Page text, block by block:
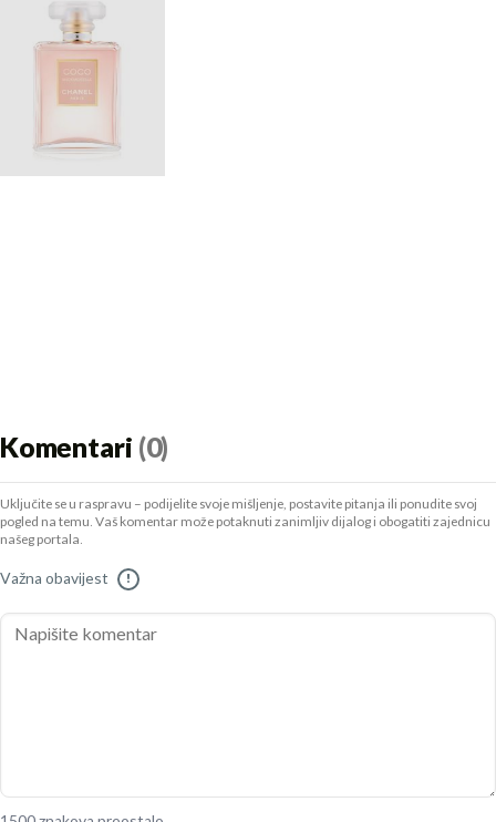
Komentari (0)
Uključite se u raspravu – podijelite svoje mišljenje, postavite pitanja ili ponudite svoj
pogled na temu. Vaš komentar može potaknuti zanimljiv dijalog i obogatiti zajednicu
našeg portala.
Važna obavijest !